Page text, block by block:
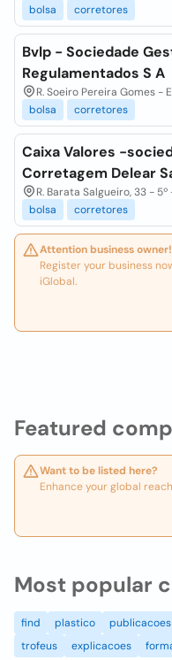
Featured
Want to be listed here?
Enhance your global
bolsa
corretores
Bvlp - Sociedade
Regulamentados S A
R. Soeiro Pereira Gomes -
bolsa
corretores
Caixa Valores -
Corretagem Delear
R. Barata Salgueiro, 33 -
bolsa
corretores
Attention business owner!
Register your business
iGlobal.
Most popular
find plastico publicacoes
trofeus
explicacoes